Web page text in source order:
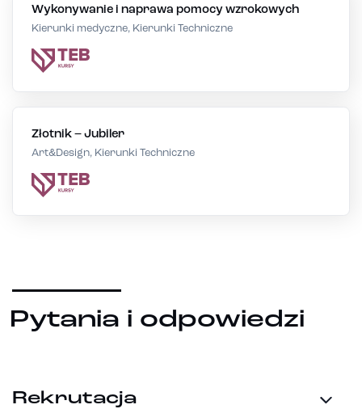
Wykonywanie i naprawa pomocy wzrokowych
Kierunki medyczne, Kierunki Techniczne
Złotnik – Jubiler
Art&Design, Kierunki Techniczne
Pytania i odpowiedzi
Rekrutacja